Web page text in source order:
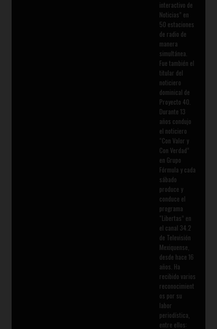
interactivo de
Noticias” en
50 estaciones
de radio de
manera
simultánea.
Fue también el
titular del
noticiero
dominical de
Proyecto 40.
Durante 13
años condujo
el noticiero
“Con Valor y
Con Verdad”
en Grupo
Fórmula y cada
sábado
produce y
conduce el
programa
“Libertas” en
el canal 34.2
de Televisión
Mexiquense,
desde hace 16
años. Ha
recibido varios
reconocimient
os por su
labor
periodística,
entre ellos: